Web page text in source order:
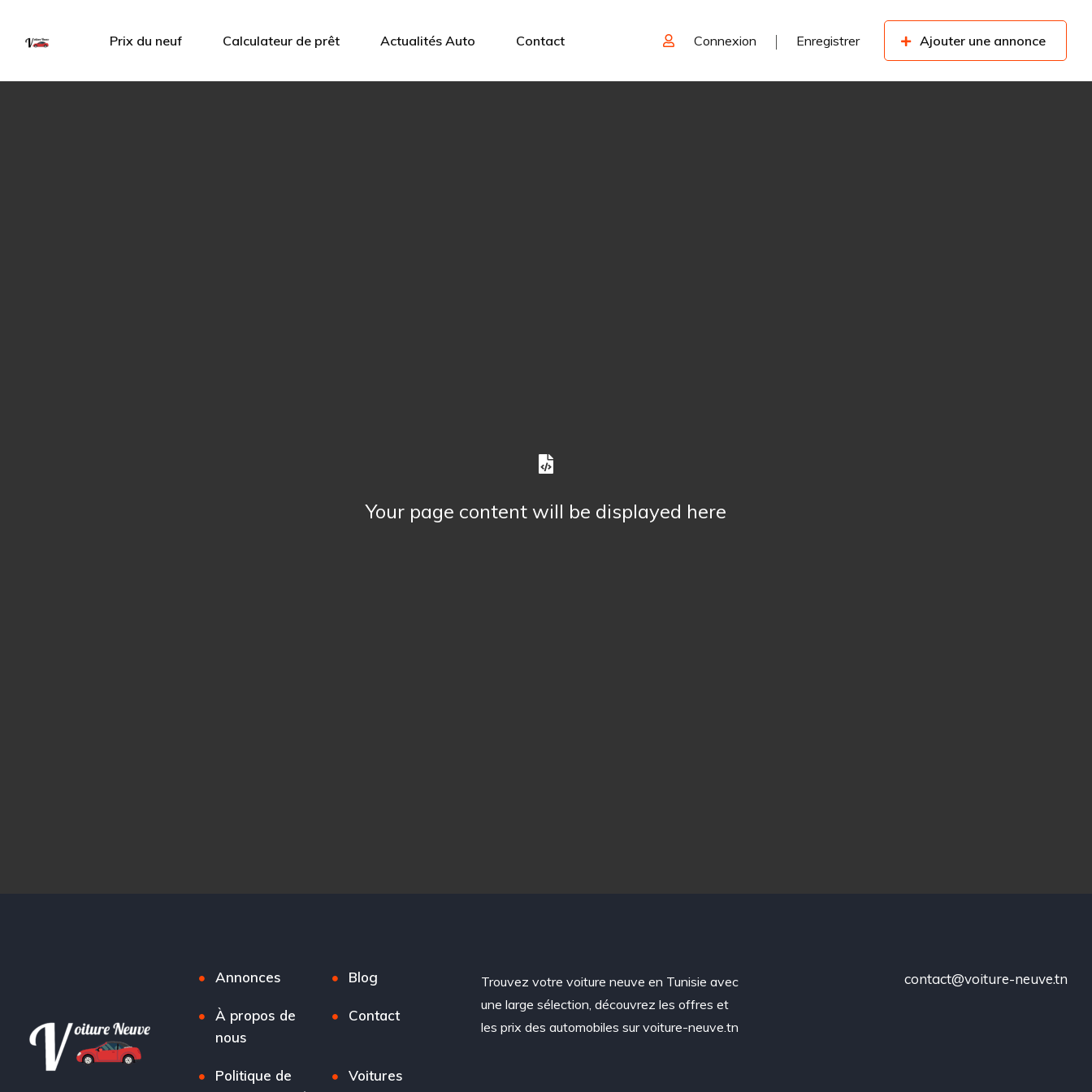
Prix du neuf Calculateur de prêt Actualités Auto Contact Connexion Enregistrer Ajouter une annonce
Your page content will be displayed here
Annonces Blog
À propos de
nous
Contact
Politique de
Voitures
Trouvez votre voiture neuve en Tunisie avec
une large sélection, découvrez les offres et
les prix des automobiles sur voiture-neuve.tn
contact@voiture-neuve.tn